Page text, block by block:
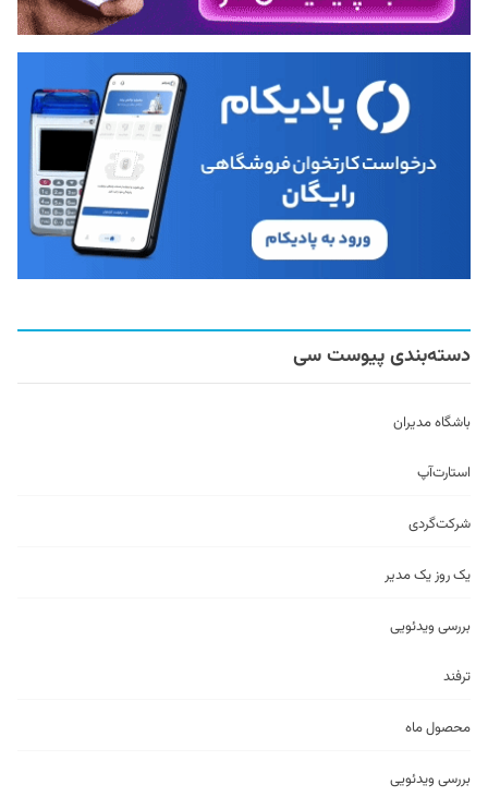
دسته‌بندی پیوست سی
باشگاه مدیران
استارت‌آپ
شرکت‌گردی
یک روز یک مدیر
بررسی ویدئویی
ترفند
محصول ماه
بررسی ویدئویی